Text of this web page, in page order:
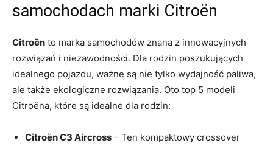
samochodach marki Citroën
Citroën to marka samochodów znana z innowacyjnych
rozwiązań i niezawodności. Dla rodzin poszukujących
idealnego pojazdu, ważne są nie tylko wydajność ‍paliwa,
ale także ​ekologiczne rozwiązania. Oto top 5 modeli
Citroëna, które są idealne⁢ dla rodzin:
Citroën C3 Aircross – Ten kompaktowy crossover